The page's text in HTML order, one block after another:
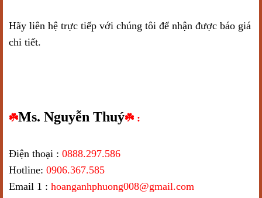
Hãy liên hệ trực tiếp với chúng tôi để nhận được báo giá
chi tiết.
☘️Ms. Nguyễn Thuý☘️ :
Điện thoại : 0888.297.586
Hotline: 0906.367.585
Email 1 : hoanganhphuong008@gmail.com